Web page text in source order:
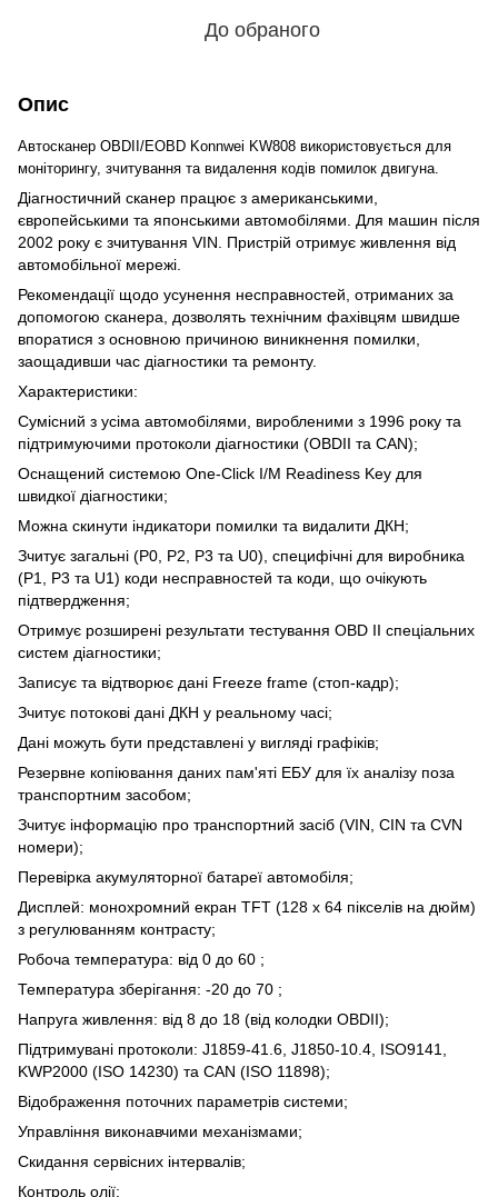
До обраного
Опис
Автосканер OBDII/EOBD Konnwei KW808 використовується для
моніторингу, зчитування та видалення кодів помилок двигуна.
Діагностичний сканер працює з американськими,
європейськими та японськими автомобілями. Для машин після
2002 року є зчитування VIN. Пристрій отримує живлення від
автомобільної мережі.
Рекомендації щодо усунення несправностей, отриманих за
допомогою сканера, дозволять технічним фахівцям швидше
впоратися з основною причиною виникнення помилки,
заощадивши час діагностики та ремонту.
Характеристики:
Сумісний з усіма автомобілями, виробленими з 1996 року та
підтримуючими протоколи діагностики (OBDII та CAN);
Оснащений системою One-Click I/M Readiness Key для
швидкої діагностики;
Можна скинути індикатори помилки та видалити ДКН;
Зчитує загальні (P0, P2, P3 та U0), специфічні для виробника
(P1, P3 та U1) коди несправностей та коди, що очікують
підтвердження;
Отримує розширені результати тестування OBD II спеціальних
систем діагностики;
Записує та відтворює дані Freeze frame (стоп-кадр);
Зчитує потокові дані ДКН у реальному часі;
Дані можуть бути представлені у вигляді графіків;
Резервне копіювання даних пам'яті ЕБУ для їх аналізу поза
транспортним засобом;
Зчитує інформацію про транспортний засіб (VIN, CIN та CVN
номери);
Перевірка акумуляторної батареї автомобіля;
Дисплей: монохромний екран TFT (128 х 64 пікселів на дюйм)
з регулюванням контрасту;
Робоча температура: від 0 до 60 ;
Температура зберігання: -20 до 70 ;
Напруга живлення: від 8 до 18 (від колодки OBDII);
Підтримувані протоколи: J1859-41.6, J1850-10.4, ISO9141,
KWP2000 (ISO 14230) та CAN (ISO 11898);
Відображення поточних параметрів системи;
Управління виконавчими механізмами;
Скидання сервісних інтервалів;
Контроль олії;